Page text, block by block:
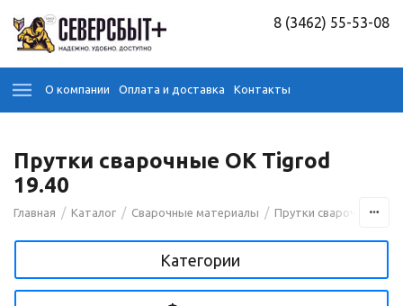
8 (3462) 55-53-08
О компании Оплата и доставка Контакты
Прутки сварочные OK Tigrod
19.40
Главная / Каталог / Сварочные материалы / Прутки сварочные
Категории